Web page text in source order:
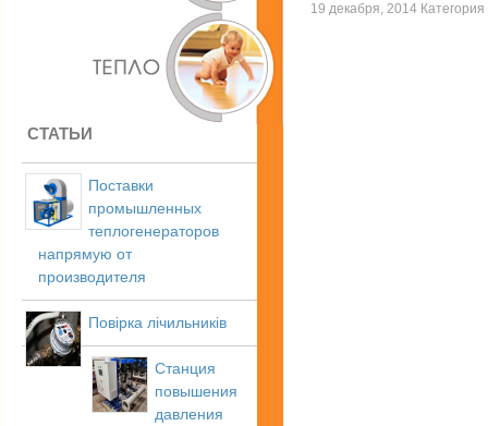
СТАТЬИ
Поставки
промышленных
теплогенераторов
напрямую от
производителя
Повірка лічильників
Станция
повышения
давления
19 декабря, 2014 Категория